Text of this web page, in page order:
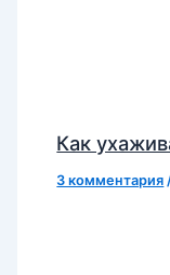
Как
3 комментария